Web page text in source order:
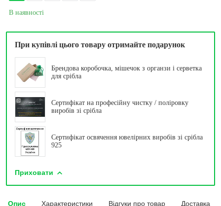
В наявності
При купівлі цього товару отримайте подарунок
Брендова коробочка, мішечок з органзи і серветка
для срібла
Сертифікат на професійну чистку / поліровку
виробів зі срібла
Сертифікат освячення ювелірних виробів зі срібла
925
Приховати
Опис Характеристики Відгуки про товар Доставка